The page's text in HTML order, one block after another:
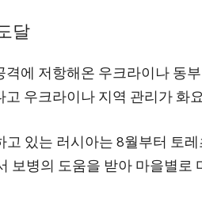
달
에 저항해온 우크라이나 동
우크라이나 지역 관리가 화
있는 러시아는 8월부터 토
보병의 도움을 받아 마을별로